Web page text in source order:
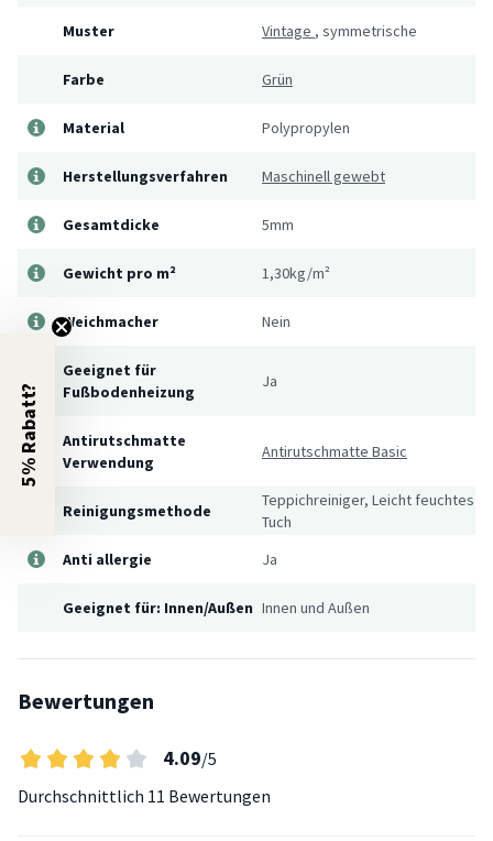
Muster Vintage , symmetrische
Farbe Grün
Material Polypropylen
Herstellungsverfahren Maschinell gewebt
Gesamtdicke 5mm
Gewicht pro m² 1,30kg/m²
Weichmacher Nein
Geeignet für
Fußbodenheizung
Ja
Antirutschmatte
Verwendung
Antirutschmatte Basic
Reinigungsmethode
Teppichreiniger, Leicht feuchtes
Tuch
Anti allergie
Ja
Geeignet für: Innen/Außen Innen und Außen
Bewertungen
4.09/5
Durchschnittlich 11 Bewertungen
5% Rabatt?